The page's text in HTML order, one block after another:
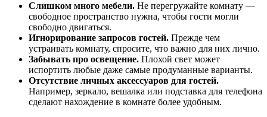
Слишком много мебели. Не перегружайте комнату —
свободное пространство нужна, чтобы гости могли
свободно двигаться.
Игнорирование запросов гостей. Прежде чем
устраивать комнату, спросите, что важно для них лично.
Забывать про освещение. Плохой свет может
испортить любые даже самые продуманные варианты.
Отсутствие личных аксессуаров для гостей.
Например, зеркало, вешалка или подставка для телефона
сделают нахождение в комнате более удобным.